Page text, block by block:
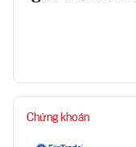
Chứng khoán